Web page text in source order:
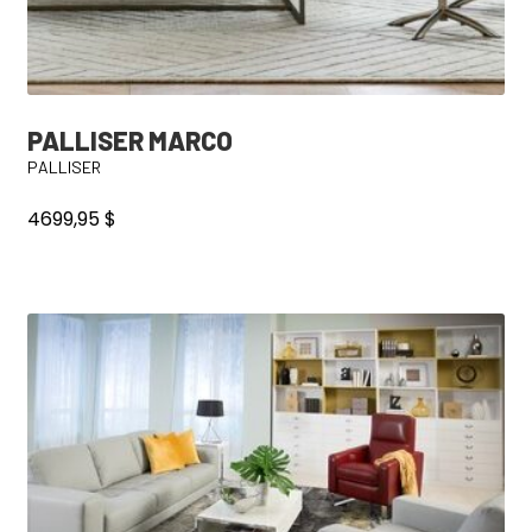
PALLISER MARCO
PALLISER
4699,95$